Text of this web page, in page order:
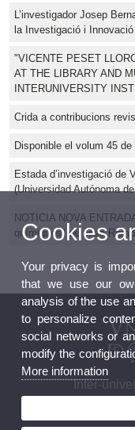
L’investigador Josep
la Investigació i
"VICENTE PESET
AT THE LIBRARY AND
INTERUNIVERSITY
Crida a contribucions
Disponible el volum 45
Estada d’investigació de
(Universidad Autónoma
NOTICIA NOVA
químiques" de José
Inter-
Cookies
Your privacy is
that we use our
analysis of the use
to personalize
social networks or
modify the
More information